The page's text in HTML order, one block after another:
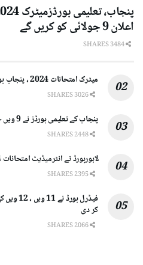
اعلان 9 جولائی کو کریں گے
میٹرک امتحانات 2024 ، پنجاب بورڈزکے نتائج کا اعلان، رزلٹ گزٹ
پنجاب کے تعلیمی بورڈز نے 9 ویں جماعت کے نتائج کا اعلان کردیا
لاہوربورڈ نے انٹرمیڈیٹ امتحانات 2024 کی رول نمبر سلپس جاری کر دیں
کر دی